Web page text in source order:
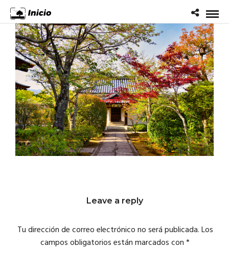
Leave a reply
Tu dirección de correo electrónico no será publicada.Los
campos obligatorios están marcados con*